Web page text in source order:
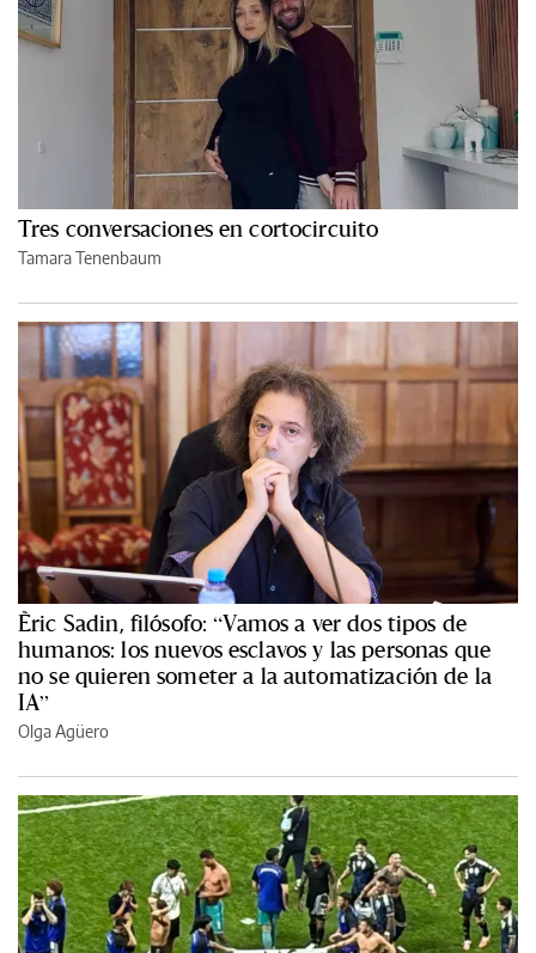
Tres conversaciones en cortocircuito
Tamara Tenenbaum
Èric Sadin, filósofo: “Vamos a ver dos tipos de
humanos: los nuevos esclavos y las personas que
no se quieren someter a la automatización de la
IA”
Olga Agüero